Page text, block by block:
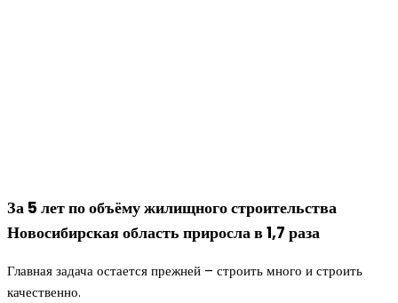
За 5 лет по объёму жилищного строительства
Новосибирская область приросла в 1,7 раза
Главная задача остается прежней – строить много и строить
качественно.